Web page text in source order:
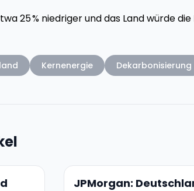
25 % niedriger und das Land würde
Kernenergie Dekarbonisierung
JPMorgan: